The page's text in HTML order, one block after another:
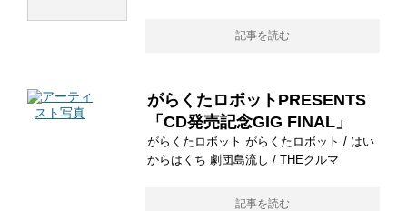
記事を読む
がらくたロボットPRESENTS
「CD発売記念GIG FINAL」
がらくたロボット がらくたロボット / はい
からはくち 劇団島流し / THEクルマ
記事を読む